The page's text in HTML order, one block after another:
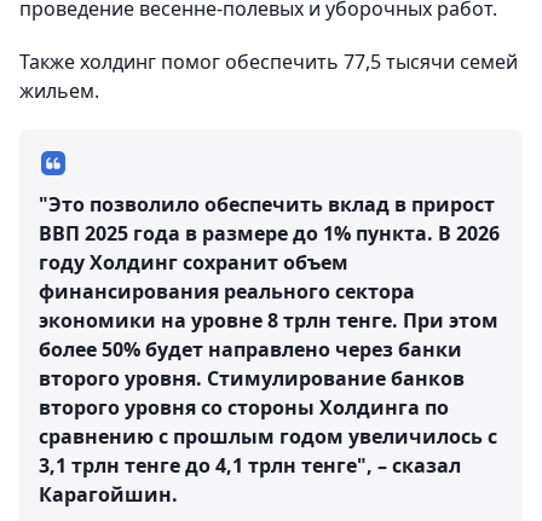
проведение весенне-полевых и уборочных работ.
Также холдинг помог обеспечить 77,5 тысячи семей
жильем.
"Это позволило обеспечить вклад в прирост
ВВП 2025 года в размере до 1% пункта. В 2026
году Холдинг сохранит объем
финансирования реального сектора
экономики на уровне 8 трлн тенге. При этом
более 50% будет направлено через банки
второго уровня. Стимулирование банков
второго уровня со стороны Холдинга по
сравнению с прошлым годом увеличилось с
3,1 трлн тенге до 4,1 трлн тенге", – сказал
Карагойшин.